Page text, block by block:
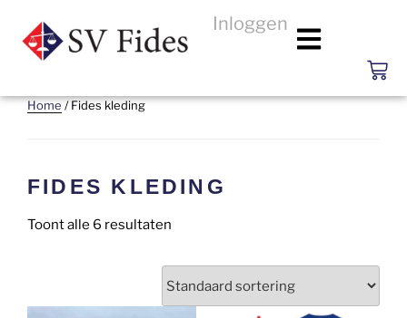
Inloggen
Home/ Fides kleding
FIDES KLEDING
Toont alle 6 resultaten